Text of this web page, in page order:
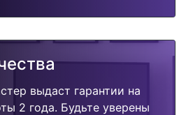
выдаст гарантии на
2 года. Будьте уверены